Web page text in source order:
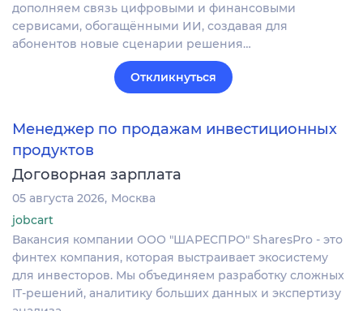
дополняем связь цифровыми и финансовыми
сервисами, обогащёнными ИИ, создавая для
абонентов новые сценарии решения…
Откликнуться
Менеджер по продажам инвестиционных
продуктов
Договорная зарплата
05 августа 2026 Москва
jobcart
Вакансия компании ООО "ШАРЕСПРО" SharesPro - это
финтех компания, которая выстраивает экосистему
для инвесторов. Мы объединяем разработку сложных
IT‑решений, аналитику больших данных и экспертизу